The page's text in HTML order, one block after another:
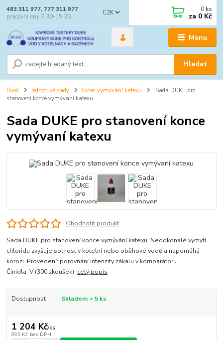
Menu
CZK
Hledat
483 311 977, 777 311 977
pracovní dny 7:30-15:30
0 ks
za 0 Kč
Úvod Jednotlivé sady Konec vymývání katexu
Sada DUKE pro
stanovení konce vymývaní katexu
Sada DUKE pro stanovení konce
vymývaní katexu
Ohodnotit produkt
Sada DUKE pro stanovení konce vymývání katexu. Nedokonalé vymytí
chloridu zvyšuje solnost v kotelní nebo oběhové vodě a napomáhá
korozi. Provedení: porovnání intenzity zákalu v komparátoru
Činidla: V (300 zkoušek) celý popis
Dostupnost Skladem > 5 ks
1 204 Kč/ks
995 Kč bez DPH